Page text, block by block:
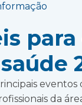
eventos
da